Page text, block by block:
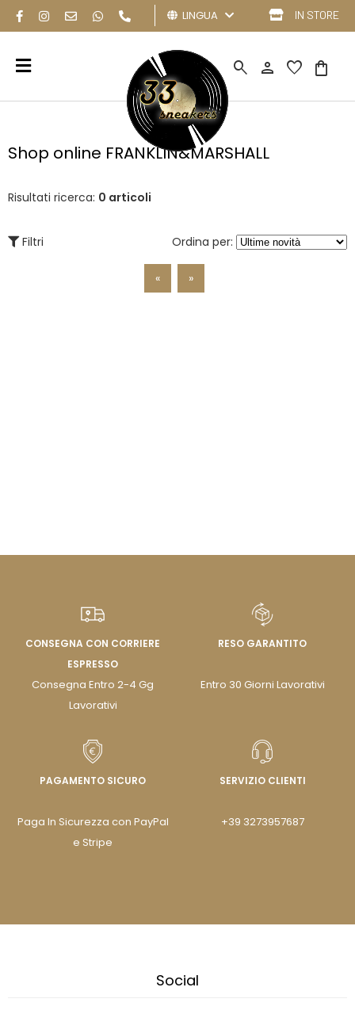
LINGUA IN STORE
search person favorite shopping_bag
Shop online FRANKLIN&MARSHALL
Risultati ricerca: 0 articoli
Filtri Ordina per:
« »
CONSEGNA CON CORRIERE
ESPRESSO
Consegna Entro 2-4 Gg
Lavorativi
RESO GARANTITO
Entro 30 Giorni Lavorativi
PAGAMENTO SICURO
Paga In Sicurezza con PayPal
e Stripe
SERVIZIO CLIENTI
+39 3273957687
Social